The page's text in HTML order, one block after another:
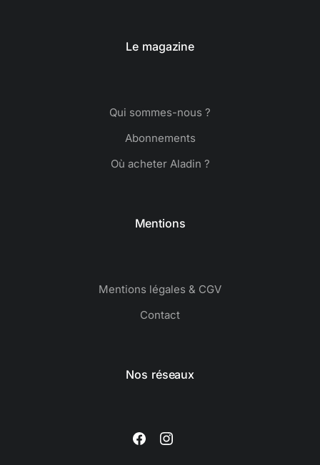
Le magazine
Qui sommes-nous ?
Abonnements
Où acheter Aladin ?
Mentions
Mentions légales & CGV
Contact
Nos réseaux